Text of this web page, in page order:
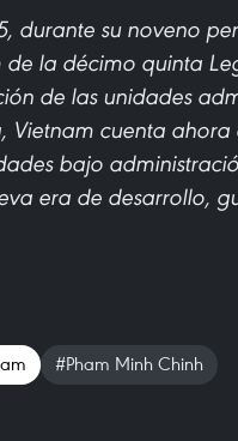
durante su noveno
la décimo quinta
de las unidades
Vietnam cuenta
bajo
era de desarrollo,
#Pham Minh Chinh